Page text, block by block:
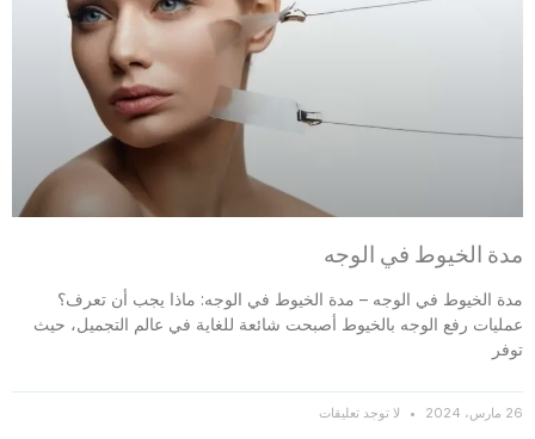
مدة الخيوط في الوجه
مدة الخيوط في الوجه – مدة الخيوط في الوجه: ماذا يجب أن تعرف؟
عمليات رفع الوجه بالخيوط أصبحت شائعة للغاية في عالم التجميل، حيث
توفر
26 مارس، 2024 لا توجد تعليقات